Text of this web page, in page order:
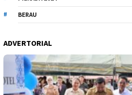
BERAU
ADVERTORIAL